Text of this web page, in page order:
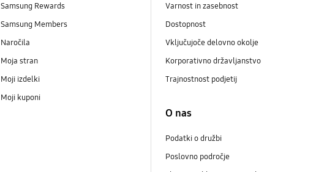
Samsung Rewards
Samsung Members
Naročila
Moja stran
Moji izdelki
Moji kuponi
Varnost in zasebnost
Dostopnost
Vključujoče delovno okolje
Korporativno državljanstvo
Trajnostnost podjetij
O nas
Podatki o družbi
Poslovno področje